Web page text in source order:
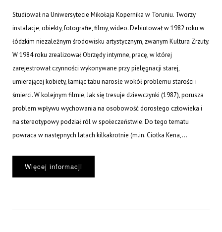
Studiował na Uniwersytecie Mikołaja Kopernika w Toruniu. Tworzy
instalacje, obiekty, fotografie, filmy, wideo. Debiutował w 1982 roku w
łódzkim niezależnym środowisku artystycznym, zwanym Kultura Zrzuty.
W 1984 roku zrealizował Obrzędy intymne, pracę, w której
zarejestrował czynności wykonywane przy pielęgnacji starej,
umierającej kobiety, łamiąc tabu narosłe wokół problemu starości i
śmierci. W kolejnym filmie, Jak się tresuje dziewczynki (1987), porusza
problem wpływu wychowania na osobowość dorosłego człowieka i
na stereotypowy podział ról w społeczeństwie. Do tego tematu
powraca w następnych latach kilkakrotnie (m.in. Ciotka Kena,...
Więcej informacji